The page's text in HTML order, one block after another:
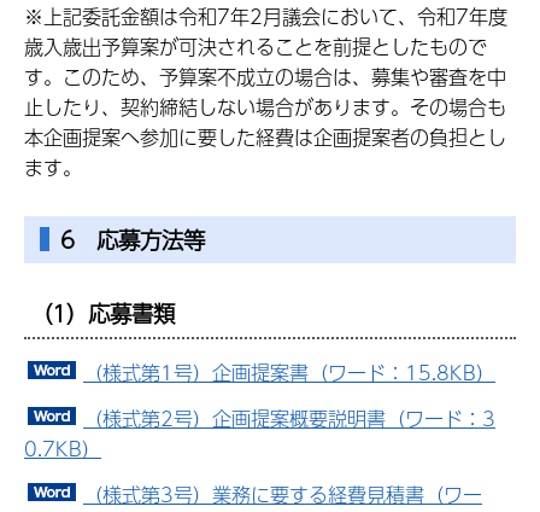
※上記委託金額は令和7年2月議会において、令和7年度
歳入歳出予算案が可決されることを前提としたもので
す。このため、予算案不成立の場合は、募集や審査を中
止したり、契約締結しない場合があります。その場合も
本企画提案へ参加に要した経費は企画提案者の負担とし
ます。
6 応募方法等
（1）応募書類
（様式第1号）企画提案書（ワード：15.8KB）
（様式第2号）企画提案概要説明書（ワード：3
0.7KB）
（様式第3号）業務に要する経費見積書（ワー